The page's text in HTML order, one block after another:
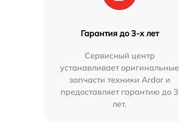
Гарантия до 3-х лет
Сервисный центр
устанавливает оригинальные
запчасти техники Ardor и
предоставляет гарантию до 3
лет.